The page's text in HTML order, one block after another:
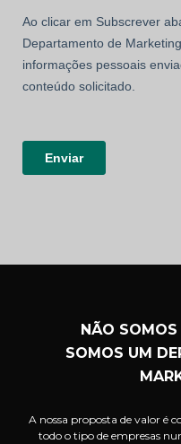
NÃO
SOMOS UM
A nossa proposta de valor é
todo o tipo de empresas